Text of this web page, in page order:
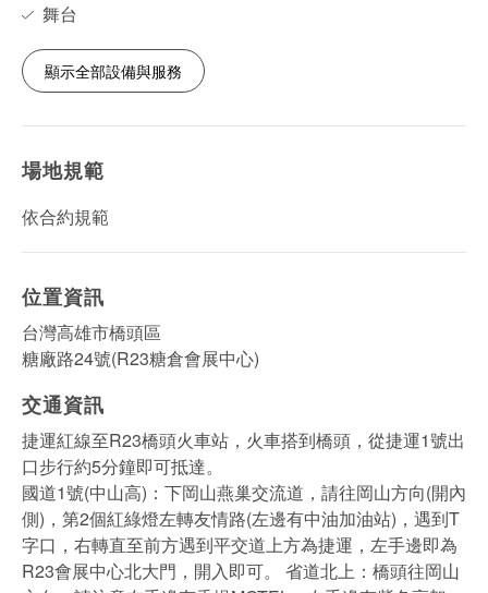
舞台
顯示全部設備與服務
場地規範
依合約規範
位置資訊
台灣高雄市橋頭區
糖廠路24號(R23糖倉會展中心)
交通資訊
捷運紅線至R23橋頭火車站，火車搭到橋頭，從捷運1號出
口步行約5分鐘即可抵達。
國道1號(中山高)：下岡山燕巢交流道，請往岡山方向(開內
側)，第2個紅綠燈左轉友情路(左邊有中油加油站)，遇到T
字口，右轉直至前方遇到平交道上方為捷運，左手邊即為
R23會展中心北大門，開入即可。 省道北上：橋頭往岡山